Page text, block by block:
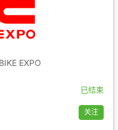
EXPO
已结束
关注